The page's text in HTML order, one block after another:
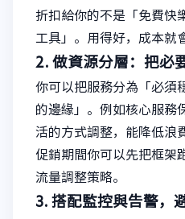
折扣給你的不是「免費快
工具」。用得好，成本就
2. 做資源分層：把必
你可以把服務分為「必須
的邊緣」。例如核心服務
活的方式調整，能降低浪
促銷期間你可以先把框架
流量調整策略。
3. 搭配監控與告警，